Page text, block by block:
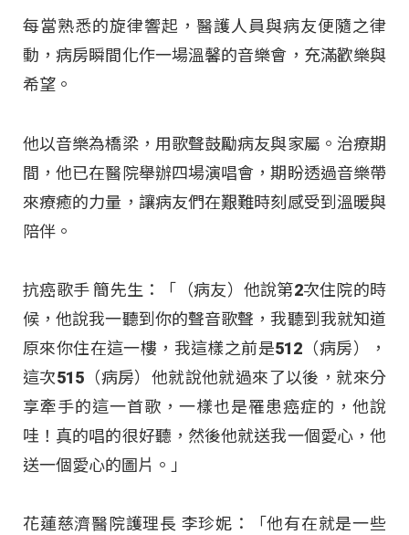
每當熟悉的旋律響起，醫護人員與病友便隨之律
動，病房瞬間化作一場溫馨的音樂會，充滿歡樂與
希望。
他以音樂為橋梁，用歌聲鼓勵病友與家屬。治療期
間，他已在醫院舉辦四場演唱會，期盼透過音樂帶
來療癒的力量，讓病友們在艱難時刻感受到溫暖與
陪伴。
抗癌歌手 簡先生：「（病友）他說第2次住院的時
候，他說我一聽到你的聲音歌聲，我聽到我就知道
原來你住在這一樓，我這樣之前是512（病房），
這次515（病房）他就說他就過來了以後，就來分
享牽手的這一首歌，一樣也是罹患癌症的，他說
哇！真的唱的很好聽，然後他就送我一個愛心，他
送一個愛心的圖片。」
花蓮慈濟醫院護理長 李珍妮：「他有在就是一些